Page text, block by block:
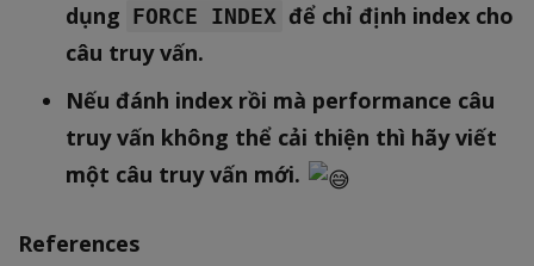
dụng FORCE INDEX để chỉ định index cho
câu truy vấn.
Nếu đánh index rồi mà performance câu
truy vấn không thể cải thiện thì hãy viết
một câu truy vấn mới.
References